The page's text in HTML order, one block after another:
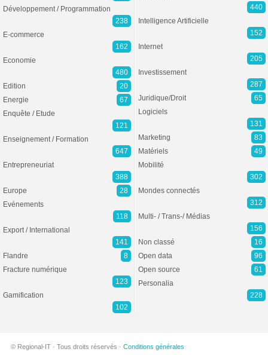
Développement / Programmation
238
E-commerce
162
Economie
480
Edition
20
Energie
67
Enquête / Etude
121
Enseignement / Formation
647
Entrepreneuriat
388
Europe
28
Evénements
118
Export / International
141
Flandre
8
Fracture numérique
123
Gamification
102
440
Intelligence Artificielle
152
Internet
205
Investissement
287
Juridique/Droit
65
Logiciels
131
Marketing
83
Matériels
49
Mobilité
302
Mondes connectés
312
Multi- / Trans-/ Médias
156
Non classé
16
Open data
96
Open source
61
Personalia
228
© Regional-IT · Tous droits réservés · Conditions générales